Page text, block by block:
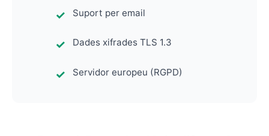
Suport per email
Dades xifrades TLS 1.3
Servidor europeu (RGPD)